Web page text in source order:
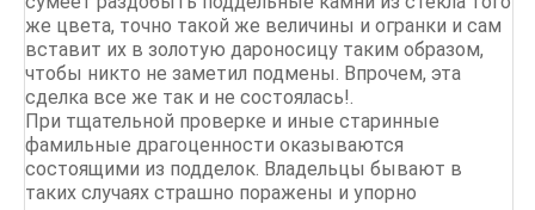
же цвета, точно такой же величины и огранки и сам
вставит их в золотую дароносицу таким образом,
чтобы никто не заметил подмены. Впрочем, эта
сделка все же так и не состоялась!.
При тщательной проверке и иные старинные
фамильные драгоценности оказываются
состоящими из подделок. Владельцы бывают в
таких случаях страшно поражены и упорно